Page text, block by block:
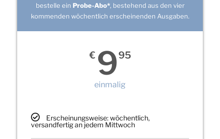
bestelle ein Probe-Abo*, bestehend aus den vier
kommenden wöchentlich erscheinenden Ausgaben.
€ 995
einmalig
Erscheinungsweise: wöchentlich,
versandfertig an jedem Mittwoch